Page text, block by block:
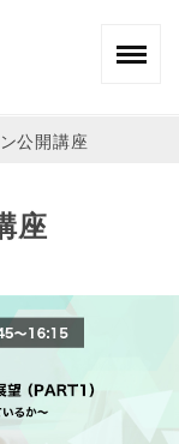
公開講座
座